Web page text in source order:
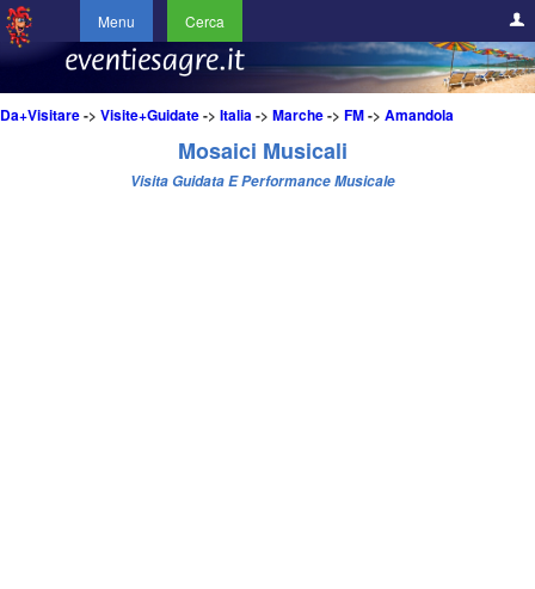
Menu Cerca
Da+Visitare-> Visite+Guidate-> Italia-> Marche-> FM-> Amandola
Mosaici Musicali
Visita Guidata E Performance Musicale